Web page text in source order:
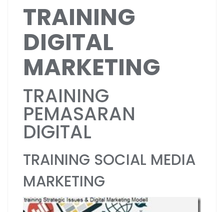
TRAINING
DIGITAL
MARKETING
TRAINING
PEMASARAN
DIGITAL
TRAINING SOCIAL MEDIA
MARKETING